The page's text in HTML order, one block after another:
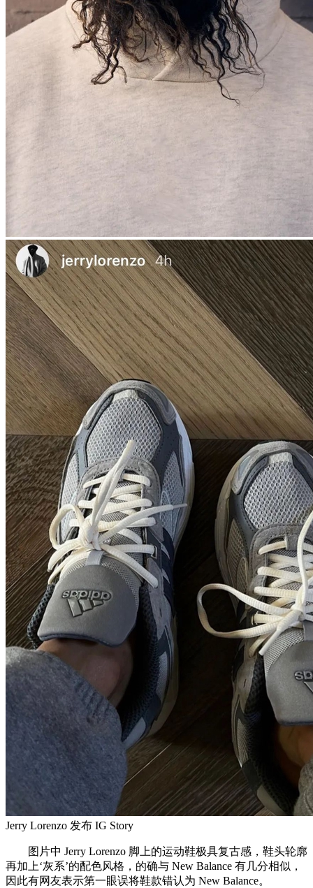
Jerry Lorenzo 发布 IG Story
图片中 Jerry Lorenzo 脚上的运动鞋极具复古感，鞋头轮廓
再加上‘灰系’的配色风格，的确与 New Balance 有几分相似，
因此有网友表示第一眼误将鞋款错认为 New Balance。